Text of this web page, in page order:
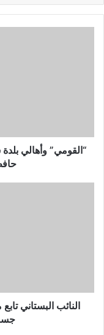
“القومي” وأهالي
النائب البستاني